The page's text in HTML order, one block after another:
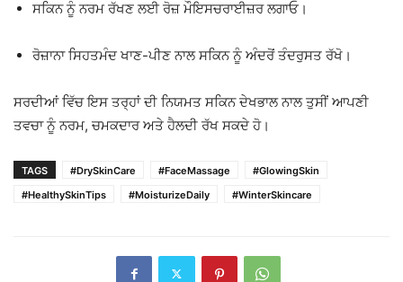
ਸਕਿਨ ਨੂੰ ਨਰਮ ਰੱਖਣ ਲਈ ਰੋਜ਼ ਮੌਇਸਚਰਾਈਜ਼ਰ ਲਗਾਓ।
ਰੋਜ਼ਾਨਾ ਸਿਹਤਮੰਦ ਖਾਣ-ਪੀਣ ਨਾਲ ਸਕਿਨ ਨੂੰ ਅੰਦਰੋਂ ਤੰਦਰੁਸਤ ਰੱਖੋ।
ਸਰਦੀਆਂ ਵਿੱਚ ਇਸ ਤਰ੍ਹਾਂ ਦੀ ਨਿਯਮਤ ਸਕਿਨ ਦੇਖਭਾਲ ਨਾਲ ਤੁਸੀਂ ਆਪਣੀ
ਤਵਚਾ ਨੂੰ ਨਰਮ, ਚਮਕਦਾਰ ਅਤੇ ਹੈਲਦੀ ਰੱਖ ਸਕਦੇ ਹੋ।
TAGS #DrySkinCare #FaceMassage
#GlowingSkin
#HealthySkinTips
#MoisturizeDaily #WinterSkincare